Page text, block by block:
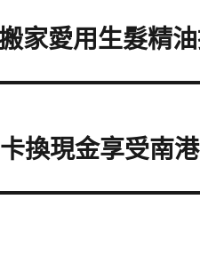
家愛用生髮精
換現金享受南